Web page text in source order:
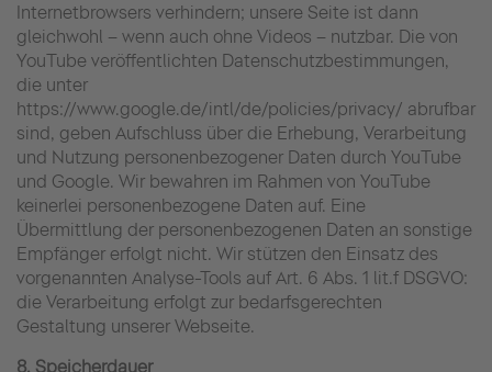
Internetbrowsers verhindern; unsere Seite ist dann
gleichwohl – wenn auch ohne Videos – nutzbar. Die von
YouTube veröffentlichten Datenschutzbestimmungen,
die unter
https://www.google.de/intl/de/policies/privacy/ abrufbar
sind, geben Aufschluss über die Erhebung, Verarbeitung
und Nutzung personenbezogener Daten durch YouTube
und Google. Wir bewahren im Rahmen von YouTube
keinerlei personenbezogene Daten auf. Eine
Übermittlung der personenbezogenen Daten an sonstige
Empfänger erfolgt nicht. Wir stützen den Einsatz des
vorgenannten Analyse-Tools auf Art. 6 Abs. 1 lit.f DSGVO:
die Verarbeitung erfolgt zur bedarfsgerechten
Gestaltung unserer Webseite.
8. Speicherdauer